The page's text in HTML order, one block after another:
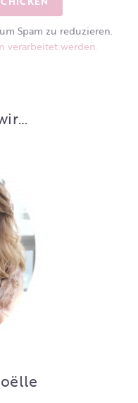
Spam zu reduzieren.
verarbeitet werden.